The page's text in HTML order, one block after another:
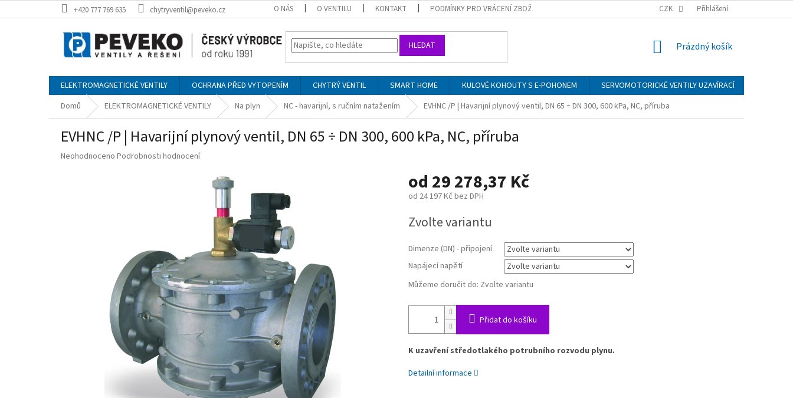
na
+420 777 769 635 chytryventil@peveko.cz O NÁS O VENTILU KONTAKT PODMÍNKY PRO VRÁCENÍ ZBOŽÍ CZK Přihlášení
HLEDAT
NÁKUPNÍ
Prázdný košík
ELEKTROMAGNETICKÉ VENTILY OCHRANA PŘED VYTOPENÍM CHYTRÝ VENTIL SMART HOME KULOVÉ KOHOUTY S E-POHONEM SERVOMOTORICKÉ VENTILY UZAVÍRACÍ
Domů
ELEKTROMAGNETICKÉ VENTILY Na plyn NC - havarijní, s ručním natažením EVHNC /P | Havarijní plynový ventil, DN 65 ÷ DN 300, 600 kPa, NC, příruba
EVHNC /P | Havarijní plynový ventil, DN 65 ÷ DN 300, 600 kPa, NC, příruba
Průměrné
Neohodnoceno Podrobnosti hodnocení
od 29 278,37 Kč
od 24 197 Kč bez DPH
cena:
Zvolte variantu
Dimenze (DN) - připojení
Napájecí napětí
Můžeme doručit do: Zvolte variantu
Přidat do košíku
K uzavření středotlakého potrubního rozvodu plynu.
Detailní informace